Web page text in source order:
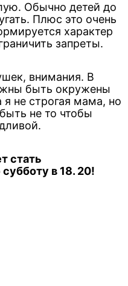
Обычно детей до
Плюс это очень
характер
запреты.
внимания. В
быть окружены
не строгая мама, но
не то чтобы
стать
в 18. 20!